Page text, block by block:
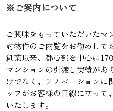
※ご案内について
ご興味をもっていただいた
討物件のご内覧をお勧めし
創業以来、都心部を中心に
マンションの引渡し実績があ
けでなく、リノベーションに
ッフがお客様の目線に立っ
いたします。